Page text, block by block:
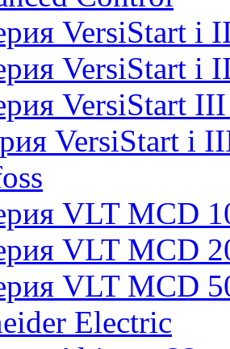
VersiStart i
VersiStart i
VersiStart
VersiStart i
VLT MCD
VLT MCD
VLT MCD
Electric